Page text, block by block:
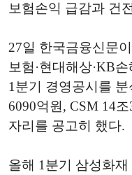
보험손익 급감과 건
27일 한국금융신문
보험·현대해상·KB
1분기 경영공시를 분
6090억원, CSM 14
자리를 공고히 했다.
올해 1분기 삼성화